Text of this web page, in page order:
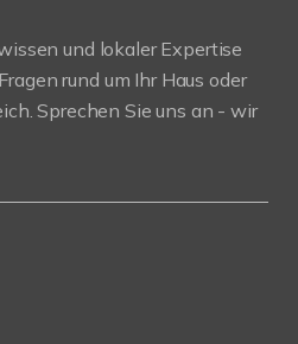
und lokaler Expertise
rund um Ihr Haus oder
Sprechen Sie uns an - wir